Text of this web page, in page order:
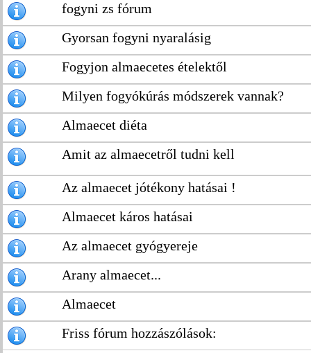
fogyni zs fórum
Gyorsan fogyni nyaralásig
Fogyjon almaecetes ételektől
Milyen fogyókúrás módszerek vannak?
Almaecet diéta
Amit az almaecetről tudni kell
Az almaecet jótékony hatásai !
Almaecet káros hatásai
Az almaecet gyógyereje
Arany almaecet...
Almaecet
Friss fórum hozzászólások: